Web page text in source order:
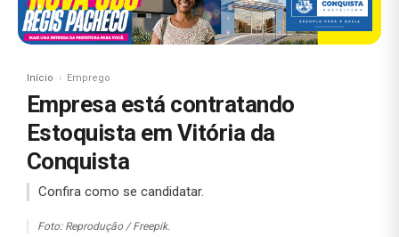
Início Emprego
Empresa está contratando
Estoquista em Vitória da
Conquista
Confira como se candidatar.
Foto: Reprodução / Freepik.